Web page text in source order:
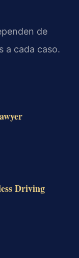
de
a cada caso.
Driving